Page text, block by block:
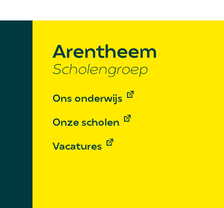
Ons onderwijs
Onze scholen
Vacatures